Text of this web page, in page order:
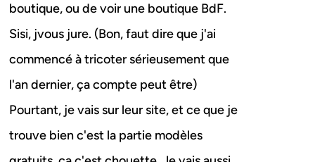
boutique, ou de voir une boutique BdF.
Sisi, jvous jure. (Bon, faut dire que j'ai
commencé à tricoter sérieusement que
l'an dernier, ça compte peut être)
Pourtant, je vais sur leur site, et ce que je
trouve bien c'est la partie modèles